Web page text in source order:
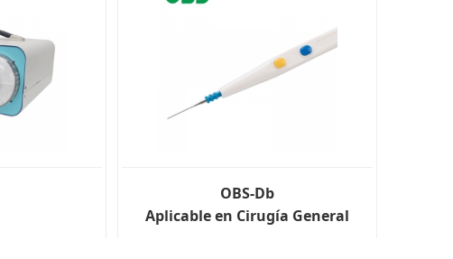
OBS-Db
Aplicable en Cirugía General